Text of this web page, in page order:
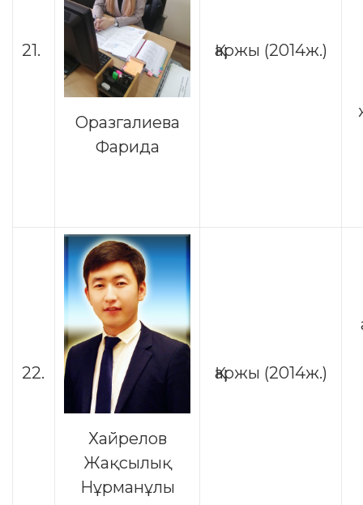
21.
Оразгалиева
Фарида
Қаржы (2014ж.)
22.
Хайрелов
Жақсылық
Нұрманұлы
Қаржы (2014ж.)